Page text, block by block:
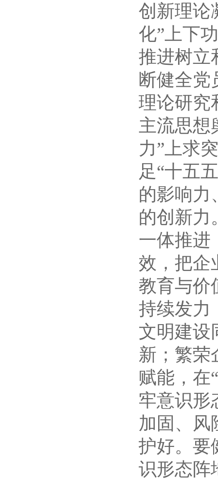
创新理论
化”上下
推进树立
断健全党
理论研究
主流思想
力”上求
足“十五
的影响力
的创新力
一体推进
效，把企
教育与价
持续发力
文明建设
新；繁荣
赋能，在
牢意识形
加固、风
护好。要
识形态阵